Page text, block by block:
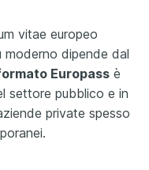
vitae europeo
dipende dal
Europass è
settore pubblico e in
private spesso